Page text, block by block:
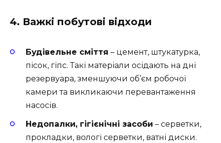
4. Важкі побутові відходи
Будівельне сміття – цемент, штукатурка,
пісок, гіпс. Такі матеріали осідають на дні
резервуара, зменшуючи об’єм робочої
камери та викликаючи перевантаження
насосів.
Недопалки, гігієнічні засоби – серветки,
прокладки, вологі серветки, ватні диски.